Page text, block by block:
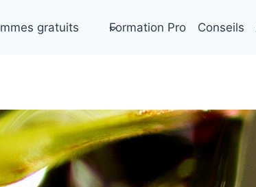
gratuits Formation Pro Conseils